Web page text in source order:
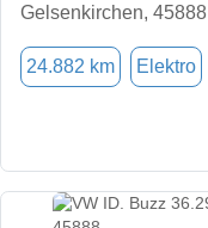
Gelsenkirchen, 45888
24.882 km Elektro